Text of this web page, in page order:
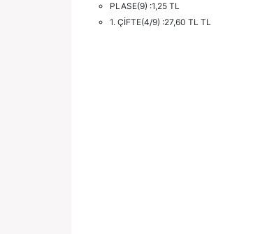
PLASE(9) :1,25 TL
1. ÇİFTE(4/9) :27,60 TL TL